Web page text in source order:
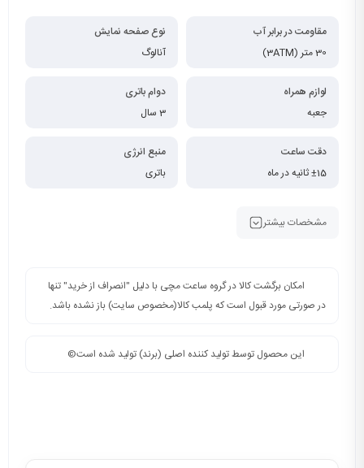
مقاومت در برابر آب
30 متر (3ATM)
نوع صفحه نمایش
آنالوگ
لوازم همراه
جعبه
دوام باتری
3 سال
دقت ساعت
±15 ثانیه در ماه
منبع انرژی
باتری
مشخصات بیشتر
امکان برگشت کالا در گروه ساعت مچی با دلیل "انصراف از خرید" تنها
در صورتی مورد قبول است که پلمب کالا(مخصوص سایت) باز نشده باشد.
این محصول توسط تولید کننده اصلی (برند) تولید شده است©️